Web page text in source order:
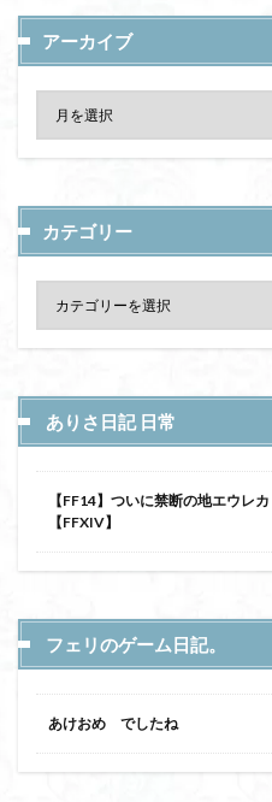
アーカイブ
カテゴリー
ありさ日記 日常
【FF14】ついに禁断の地エウレ
【FFXIV】
フェリのゲーム日記。
あけおめ でしたね